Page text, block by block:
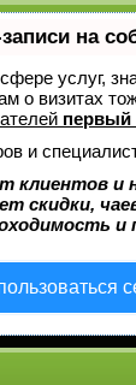
на
сфере услуг,
о визитах
первый
и
клиентов и
скидки,